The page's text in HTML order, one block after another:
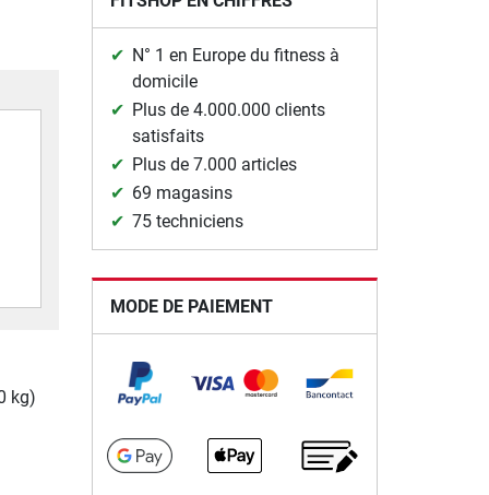
kg)
N° 1 en Europe du fitness à
domicile
Plus de 4.000.000 clients
satisfaits
Plus de 7.000 articles
69 magasins
75 techniciens
MODE DE PAIEMENT